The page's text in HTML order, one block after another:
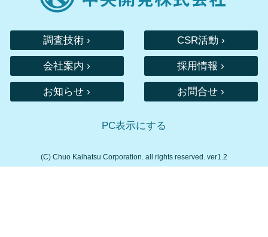
調査技術 › CSR活動 ›
会社案内 › 採用情報 ›
お知らせ › お問合せ ›
PC表示にする
(C) Chuo Kaihatsu Corporation. all rights reserved. ver1.2